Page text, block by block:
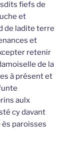
fiefs de
et
de ladite terre
et
retenir
de la
à présent et
aulx
cy davant
ès paroisses